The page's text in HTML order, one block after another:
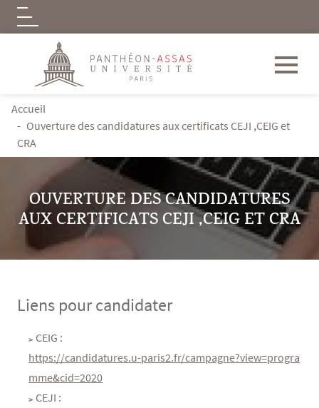
Aller au contenu principal
Logo
FIL D'ARIANE
Accueil
Ouverture des candidatures aux certificats CEJI ,CEIG et
CRA
OUVERTURE DES CANDIDATURES
AUX CERTIFICATS CEJI ,CEIG ET CRA
Liens pour candidater
Contenu
TexteCEIG :
https://candidatures.u-paris2.fr/campagne?view=progra
mme&cid=2020
CEJI :